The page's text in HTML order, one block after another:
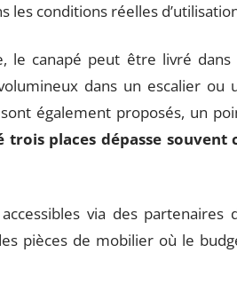
les conditions réelles
le canapé peut être livré dans
dans un escalier ou
également proposés, un
trois places dépasse souvent
via des partenaires
pièces de mobilier où le